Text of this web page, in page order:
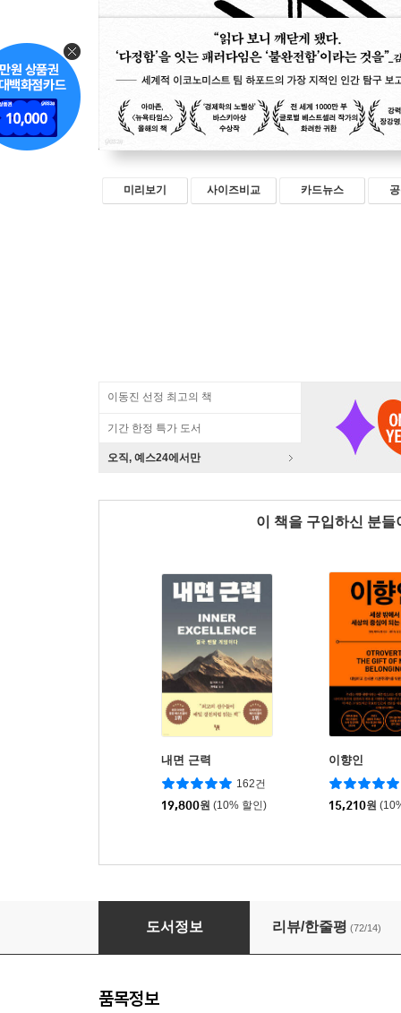
미리보기 사이즈비교 카드뉴스
이동진 선정 최고의 책
기간 한정 특가 도서
오직, 예스24에서만
이 책을 구입하신 분
내면 근력
162건
19,800원 (10% 할인)
이향인
15,210원
인간을 인간답게 만드는 불완전함에 대하여
도서정보 리뷰/한줄평 (72/14)
품목정보